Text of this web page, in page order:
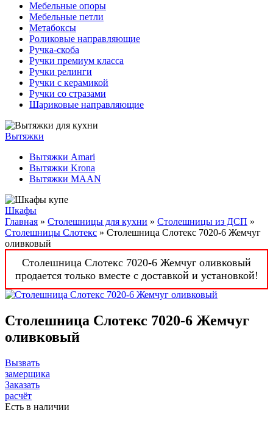
Мебельные опоры
Мебельные петли
Метабоксы
Роликовые направляющие
Ручка-скоба
Ручки премиум класса
Ручки релинги
Ручки с керамикой
Ручки со стразами
Шариковые направляющие
Вытяжки
Вытяжки Amari
Вытяжки Krona
Вытяжки MAAN
Шкафы
Главная » Столешницы для кухни » Столешницы из ДСП »
Столешницы Слотекс » Столешница Слотекс 7020-6 Жемчуг
оливковый
Столешница Слотекс 7020-6 Жемчуг оливковый
продается только вместе с доставкой и установкой!
Столешница Слотекс 7020-6 Жемчуг
оливковый
Вызвать
замерщика
Заказать
расчёт
Есть в наличии